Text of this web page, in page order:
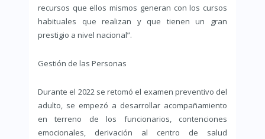
recursos que ellos mismos generan con los cursos
habituales que realizan y que tienen un gran
prestigio a nivel nacional”.
Gestión de las Personas
Durante el 2022 se retomó el examen preventivo del
adulto, se empezó a desarrollar acompañamiento
en terreno de los funcionarios, contenciones
emocionales, derivación al centro de salud